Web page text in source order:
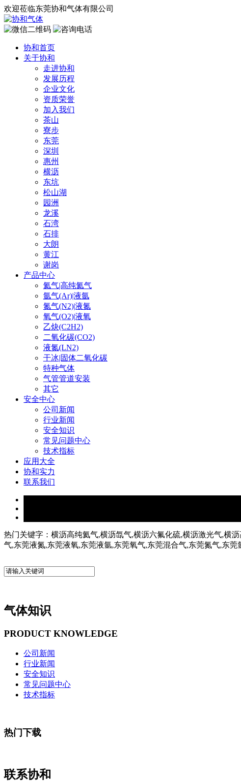
欢迎莅临东莞协和气体有限公司
协和首页
关于协和
走进协和
发展历程
企业文化
资质荣誉
加入我们
茶山
寮步
东莞
深圳
惠州
横沥
东坑
松山湖
园洲
龙溪
石湾
石排
大朗
黄江
谢岗
产品中心
氦气|高纯氦气
氩气(Ar)|液氩
氮气(N2)|液氮
氧气(O2)|液氧
乙炔(C2H2)
二氧化碳(CO2)
液氮(LN2)
干冰|固体二氧化碳
特种气体
气管管道安装
其它
安全中心
公司新闻
行业新闻
安全知识
常见问题中心
技术指标
应用大全
协和实力
联系我们
热门关键字：横沥高纯氦气,横沥氙气,横沥六氟化硫,横沥激光气,横
气,东莞液氮,东莞液氧,东莞液氩,东莞氧气,东莞混合气,东莞氮气,东莞
气体知识
PRODUCT KNOWLEDGE
公司新闻
行业新闻
安全知识
常见问题中心
技术指标
热门下载
联系协和